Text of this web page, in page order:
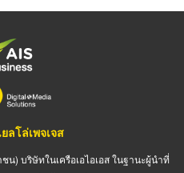
ลโล่เพจเจส
น) บริษัทในเครือเอไอเอส ในฐานะผู้นำที่